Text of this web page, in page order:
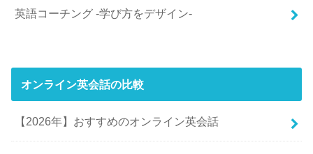
英語コーチング -学び方をデザイン-
オンライン英会話の比較
【2026年】おすすめのオンライン英会話